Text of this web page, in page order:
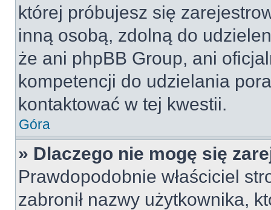
której próbujesz się
inną osobą, zdolną do
że ani phpBB Group, ani
kompetencji do udzielania
kontaktować w tej kwestii.
Góra
» Dlaczego nie mogę się
Prawdopodobnie właściciel
zabronił nazwy użytkownika,